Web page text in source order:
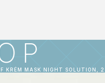
KRÉM MASK NIGHT SOLUTION,